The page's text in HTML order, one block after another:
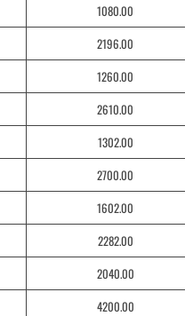
1080.00
2196.00
1260.00
2610.00
1302.00
2700.00
1602.00
2282.00
2040.00
4200.00